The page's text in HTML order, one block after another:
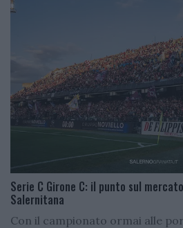
Serie C Girone C: il punto sul
Salernitana
Con il campionato ormai alle